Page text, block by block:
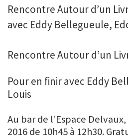
Rencontre Autour d’un
avec Eddy Bellegueule,
Rencontre Autour d’un
Pour en finir avec Eddy
Louis
Au bar de l’Espace
2016 de 10h45 à 12h30.